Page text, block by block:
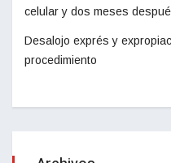
celular y dos meses
Desalojo exprés y
procedimiento